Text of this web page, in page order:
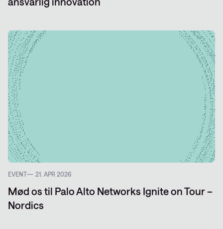
EVENT 21. APR 2026
Mød os til Palo Alto Networks Ignite on Tour –
Nordics